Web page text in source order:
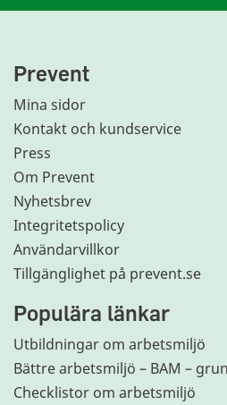
Prevent
Mina sidor
Kontakt och kundservice
Press
Om Prevent
Nyhetsbrev
Integritetspolicy
Användarvillkor
Tillgänglighet på prevent.se
Populära länkar
Utbildningar om arbetsmiljö
Bättre arbetsmiljö – BAM –
Checklistor om arbetsmiljö